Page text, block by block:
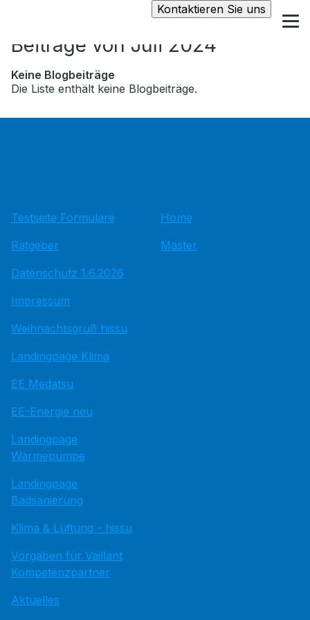
Kontaktieren Sie uns
Beiträge von Juli 2024
Keine Blogbeiträge
Die Liste enthält keine Blogbeiträge.
Testseite Formulare
Ratgeber
Datenschutz 1.6.2026
Impressum
Weihnachtsgruß hissu
Landingpage Klima
EE Medatsu
EE-Energie neu
Landingpage
Wärmepumpe
Landingpage
Badsanierung
Klima & Lüftung - hissu
Vorgaben für Vaillant
Kompetenzpartner
Aktuelles
Home
Master